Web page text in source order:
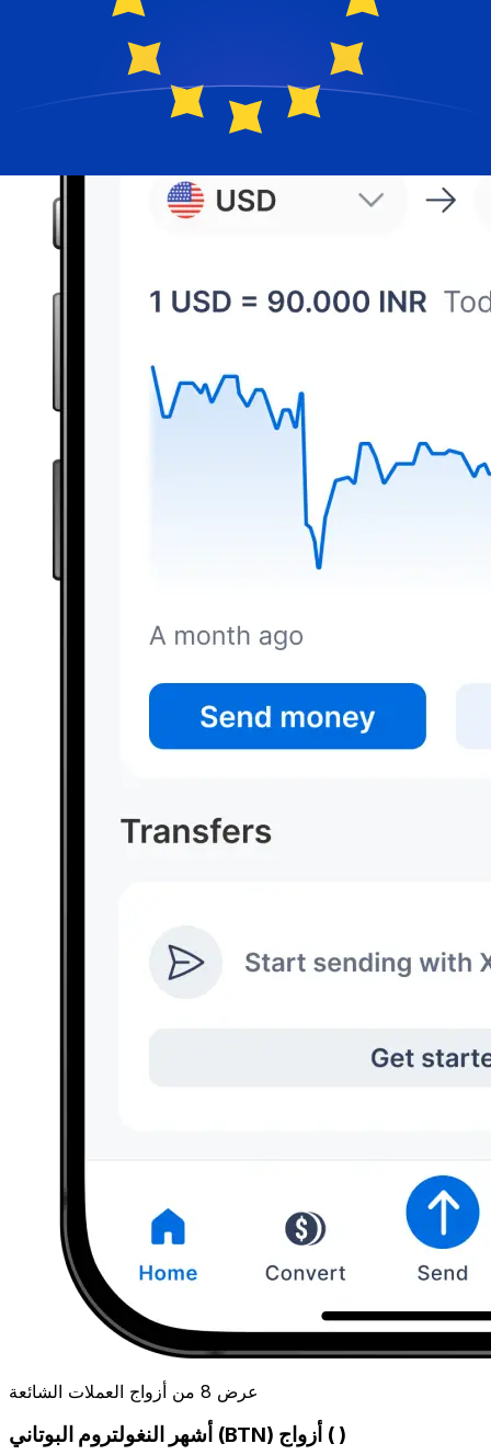
عرض 8 من أزواج العملات الشائعة
أشهر النغولتروم البوتاني (BTN) أزواج ( )